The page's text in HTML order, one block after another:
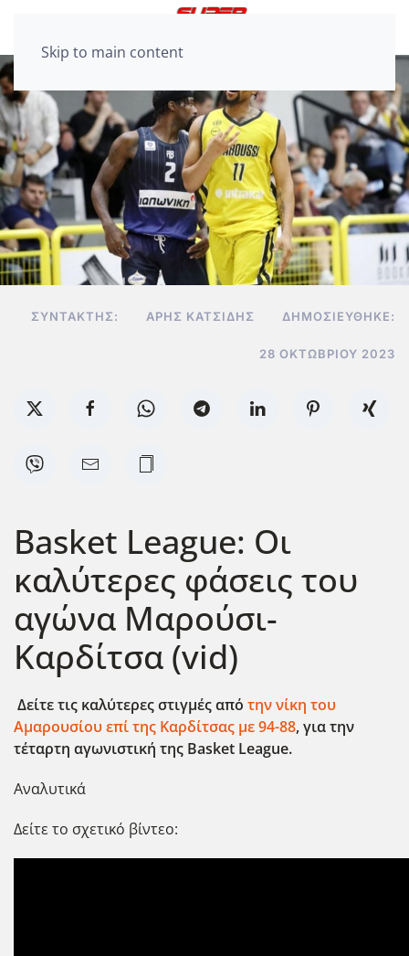
Skip to main content
ΣΥΝΤΆΚΤΗΣ: ΆΡΗΣ ΚΑΤΣΊΔΗΣ ΔΗΜΟΣΙΕΎΘΗΚΕ:
28 ΟΚΤΩΒΡΊΟΥ 2023
Basket League: Οι
καλύτερες φάσεις του
αγώνα Μαρούσι-
Καρδίτσα (vid)
Δείτε τις καλύτερες στιγμές από την νίκη του
Αμαρουσίου επί της Καρδίτσας με 94-88, για την
τέταρτη αγωνιστική της Basket League.
Αναλυτικά
Δείτε το σχετικό βίντεο: